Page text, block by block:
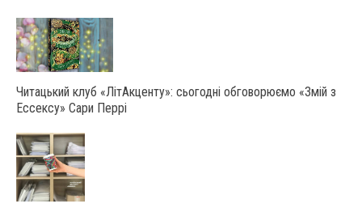
Читацький клуб «ЛітАкценту»: сьогодні обговорюємо «Змій з
Ессексу» Сари Перрі